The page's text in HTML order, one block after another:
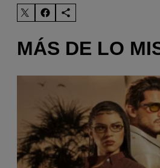
MÁS DE LO